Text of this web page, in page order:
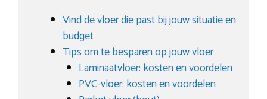
Vind de vloer die past bij jouw situatie en
budget
Tips om te besparen op jouw vloer
Laminaatvloer: kosten en voordelen
PVC-vloer: kosten en voordelen